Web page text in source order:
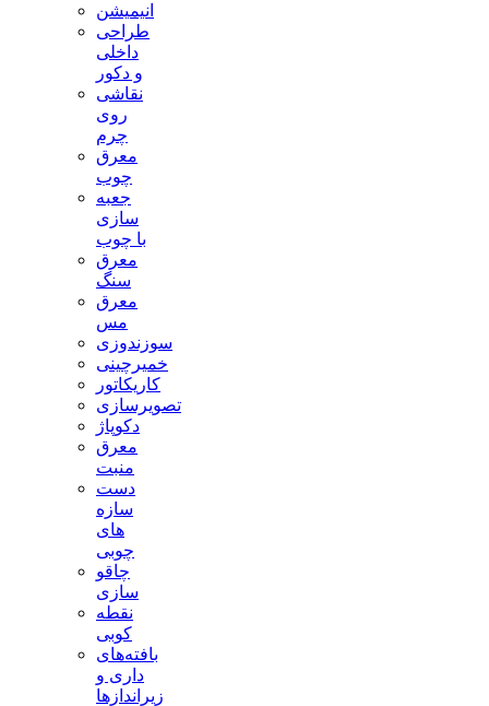
انیمیشن
طراحی
داخلی
و دکور
نقاشی
روی
چرم
معرق
چوب
جعبه
سازی
با چوب
معرق
سنگ
معرق
مس
سوزندوزی
خمیرچینی
کاریکاتور
تصویرسازی
دکوپاژ
معرق
منبت
دست
سازه
های
چوبی
چاقو
سازی
نقطه
کوبی
بافته‌های
داری و
زیراندازها